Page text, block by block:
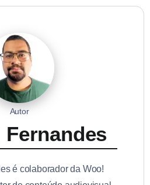
Autor
Fernandes
é colaborador da Woo!